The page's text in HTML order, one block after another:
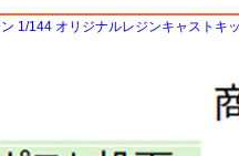
1/144 オリジナルレジンキャストキ